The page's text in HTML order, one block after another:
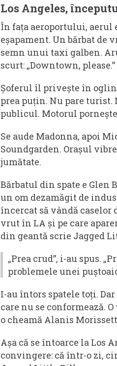
Los Angeles,
În fața aeroportului, aerul
eșapament. Un bărbat de
semn unui taxi galben.
scurt: „Downtown, please.”
Șoferul îl privește în
prea puțin. Nu pare
publicul. Motorul
Se aude Madonna, apoi
Soundgarden. Orașul
jumătate.
Bărbatul din spate e Glen
un om dezamăgit de
încercat să vândă
vrut în LA și pe care
din geantă scrie Jagged
„Prea crud”, i-au spus.
problemele unei
I-au întors spatele toți.
care nu se conformează.
o cheamă Alanis
Așa că se întoarce la Los
convingere: că într-o zi,